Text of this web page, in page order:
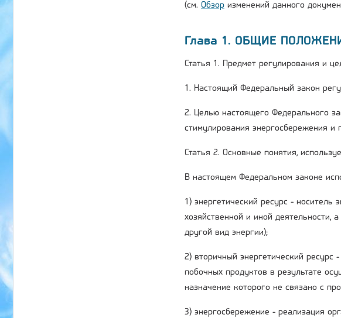
(см. Обзор изменений данного
Глава 1. ОБЩИЕ
Статья 1. Предмет регулирования и
1. Настоящий Федеральный закон
2. Целью настоящего Федерального
стимулирования энергосбережения и
Статья 2. Основные понятия,
В настоящем Федеральном законе
1) энергетический ресурс - носитель
хозяйственной и иной деятельности,
другой вид энергии);
2) вторичный энергетический ресурс
побочных продуктов в результате
назначение которого не связано с
3) энергосбережение - реализация